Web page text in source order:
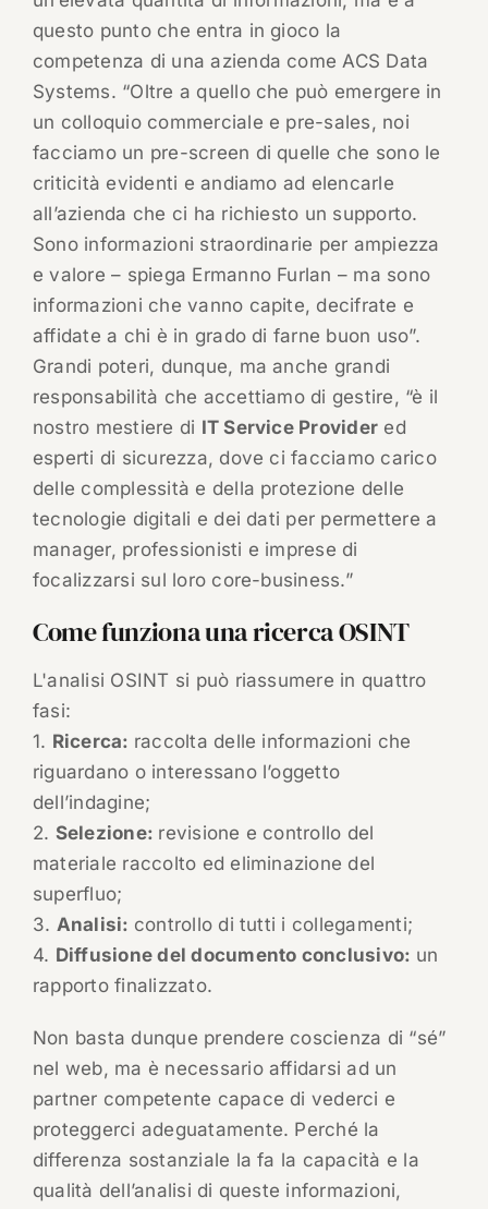
questo punto che entra in gioco la
competenza di una azienda come ACS Data
Systems. “Oltre a quello che può emergere in
un colloquio commerciale e pre-sales, noi
facciamo un pre-screen di quelle che sono le
criticità evidenti e andiamo ad elencarle
all’azienda che ci ha richiesto un supporto.
Sono informazioni straordinarie per ampiezza
e valore – spiega Ermanno Furlan – ma sono
informazioni che vanno capite, decifrate e
affidate a chi è in grado di farne buon uso”.
Grandi poteri, dunque, ma anche grandi
responsabilità che accettiamo di gestire, “è il
nostro mestiere di IT Service Provider ed
esperti di sicurezza, dove ci facciamo carico
delle complessità e della protezione delle
tecnologie digitali e dei dati per permettere a
manager, professionisti e imprese di
focalizzarsi sul loro core-business.”
Come funziona una ricerca OSINT
L'analisi OSINT si può riassumere in quattro
fasi:
1. Ricerca: raccolta delle informazioni che
riguardano o interessano l’oggetto
dell’indagine;
2. Selezione: revisione e controllo del
materiale raccolto ed eliminazione del
superfluo;
3. Analisi: controllo di tutti i collegamenti;
4. Diffusione del documento conclusivo: un
rapporto finalizzato.
Non basta dunque prendere coscienza di “sé”
nel web, ma è necessario affidarsi ad un
partner competente capace di vederci e
proteggerci adeguatamente. Perché la
differenza sostanziale la fa la capacità e la
qualità dell’analisi di queste informazioni,